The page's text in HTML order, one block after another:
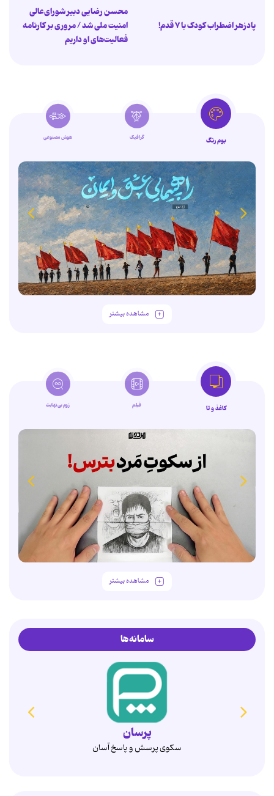
پادزهر اضطراب کودک با ۷ قدم!
محسن رضایی دبیر شورای‌عالی
امنیت ملی شد / مروری بر کارنامه
فعالیت‌های او داریم
بوم رنگ گرافیک هوش مصنوعی
مشاهده بیشتر
کاغذ و تا فیلم زوم‌بی‌نهایت
مشاهده بیشتر
سامانه‌ها
همدم
انتخاب آگاهانه، ازدواج پایدار